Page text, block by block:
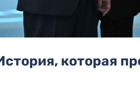
которая